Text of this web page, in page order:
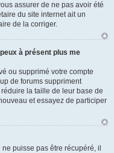
assurer de ne pas avoir été
du site internet ait un
de la corriger.
à présent plus me
ou supprimé votre compte
de forums suppriment
la taille de leur base de
et essayez de participer
puisse pas être récupéré, il